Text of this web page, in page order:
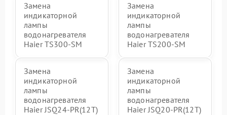
Замена
индикаторной
лампы
водонагревателя
Haier TS300-SM
Замена
индикаторной
лампы
водонагревателя
Haier TS200-SM
Замена
индикаторной
лампы
водонагревателя
Haier JSQ24-PR(12T)
Замена
индикаторной
лампы
водонагревателя
Haier JSQ20-PR(12T)